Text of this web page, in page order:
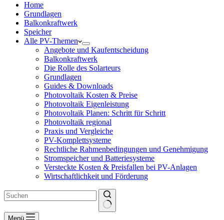
Home
Grundlagen
Balkonkraftwerk
Speicher
Alle PV-Themen
Angebote und Kaufentscheidung
Balkonkraftwerk
Die Rolle des Solarteurs
Grundlagen
Guides & Downloads
Photovoltaik Kosten & Preise
Photovoltaik Eigenleistung
Photovoltaik Planen: Schritt für Schritt
Photovoltaik regional
Praxis und Vergleiche
PV-Komplettsysteme
Rechtliche Rahmenbedingungen und Genehmigung
Stromspeicher und Batteriesysteme
Versteckte Kosten & Preisfallen bei PV-Anlagen
Wirtschaftlichkeit und Förderung
Keine
Menü